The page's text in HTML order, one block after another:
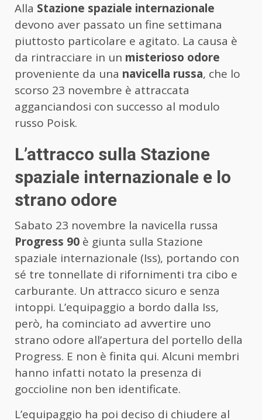
Alla Stazione spaziale internazionale
devono aver passato un fine settimana
piuttosto particolare e agitato. La causa è
da rintracciare in un misterioso odore
proveniente da una navicella russa, che lo
scorso 23 novembre è attraccata
agganciandosi con successo al modulo
russo Poisk.
L’attracco sulla Stazione
spaziale internazionale e lo
strano odore
Sabato 23 novembre la navicella russa
Progress 90 è giunta sulla Stazione
spaziale internazionale (Iss), portando con
sé tre tonnellate di rifornimenti tra cibo e
carburante. Un attracco sicuro e senza
intoppi. L’equipaggio a bordo dalla Iss,
però, ha cominciato ad avvertire uno
strano odore all’apertura del portello della
Progress. E non è finita qui. Alcuni membri
hanno infatti notato la presenza di
goccioline non ben identificate.
L’equipaggio ha poi deciso di chiudere al